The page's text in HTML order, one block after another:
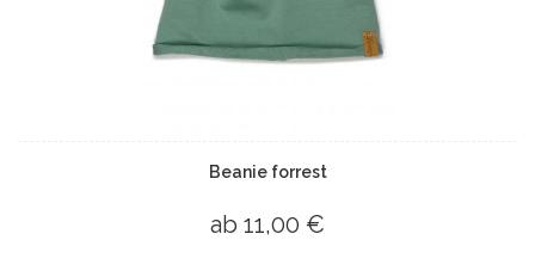
Beanie forrest
ab 11,00 €